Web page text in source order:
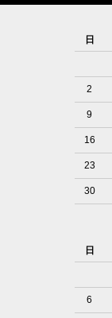
日
2
9
16
23
30
日
6